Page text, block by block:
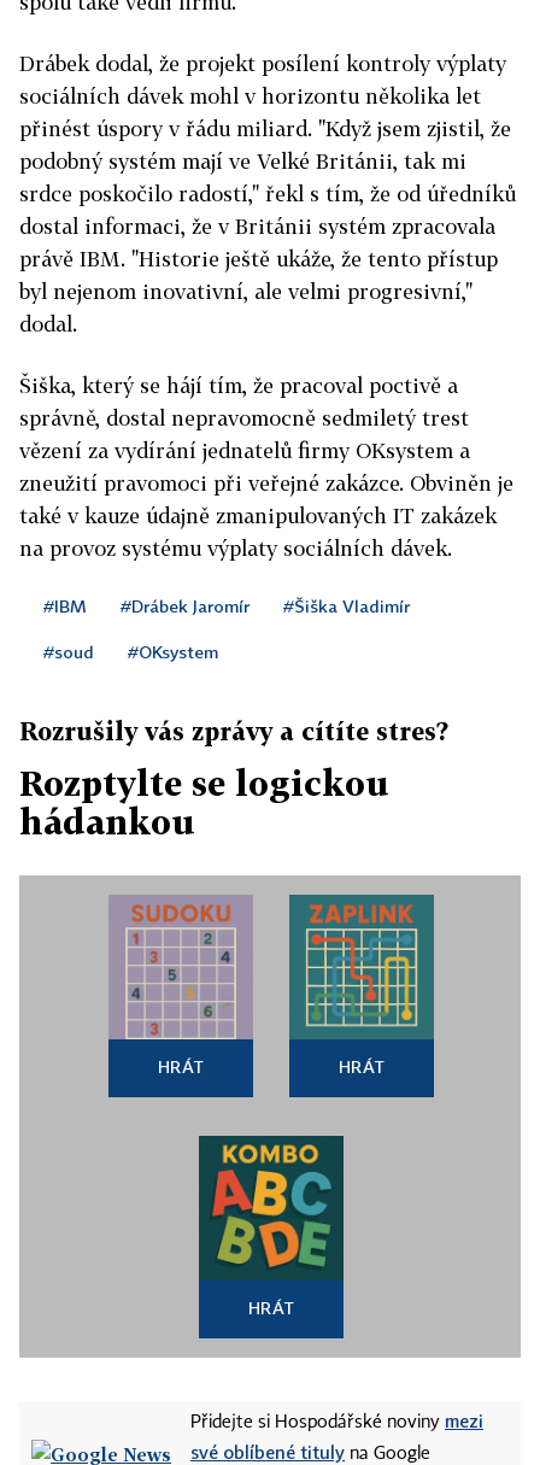
Drábek dodal, že projekt posílení kontroly výplaty
sociálních dávek mohl v horizontu několika let
přinést úspory v řádu miliard. "Když jsem zjistil, že
podobný systém mají ve Velké Británii, tak mi
srdce poskočilo radostí," řekl s tím, že od úředníků
dostal informaci, že v Británii systém zpracovala
právě IBM. "Historie ještě ukáže, že tento přístup
byl nejenom inovativní, ale velmi progresivní,"
dodal.
Šiška, který se hájí tím, že pracoval poctivě a
správně, dostal nepravomocně sedmiletý trest
vězení za vydírání jednatelů firmy OKsystem a
zneužití pravomoci při veřejné zakázce. Obviněn je
také v kauze údajně zmanipulovaných IT zakázek
na provoz systému výplaty sociálních dávek.
#IBM #Drábek Jaromír #Šiška Vladimír
#soud #OKsystem
Rozrušily vás zprávy a cítíte stres?
Rozptylte se logickou
hádankou
HRÁT HRÁT
HRÁT
Přidejte si Hospodářské noviny mezi
své oblíbené tituly na Google